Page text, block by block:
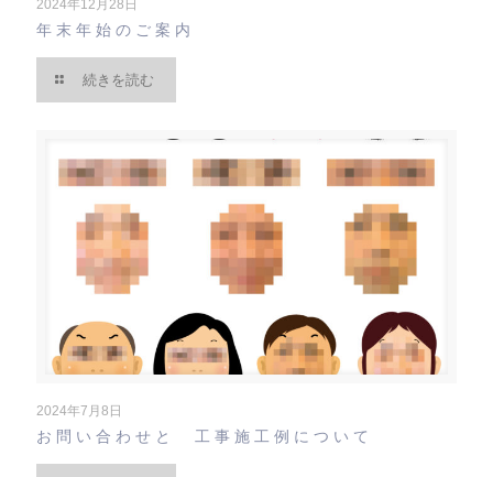
2024年12月28日
年末年始のご案内
続きを読む
2024年7月8日
お問い合わせと 工事施工例について